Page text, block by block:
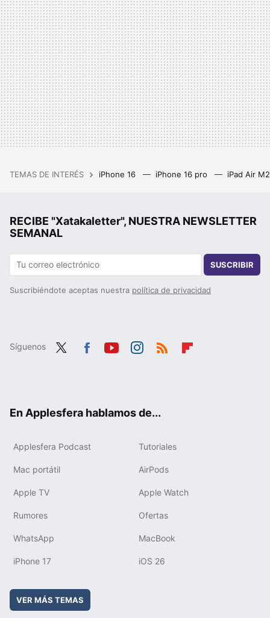
TEMAS DE INTERÉS iPhone 16 iPhone 16 pro iPad Air
RECIBE "Xatakaletter", NUESTRA NEWSLETTER
SEMANAL
SUSCRIBIR
Suscribiéndote aceptas nuestra política de privacidad
Síguenos
En Applesfera hablamos de...
Applesfera Podcast Tutoriales
Mac portátil AirPods
Apple TV Apple Watch
Rumores Ofertas
WhatsApp MacBook
iPhone 17 iOS 26
VER MÁS TEMAS